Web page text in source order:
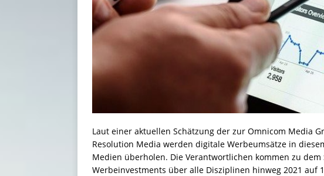
Laut einer aktuellen Schätzung der zur Omnicom Media
Resolution Media werden digitale Werbeumsätze in
Medien überholen. Die Verantwortlichen kommen zu
Werbeinvestments über alle Disziplinen hinweg 2021 auf